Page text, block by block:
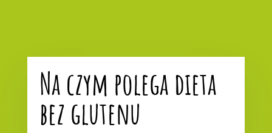
Na czym polega dieta
bez glutenu